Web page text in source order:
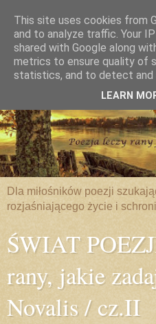
Dla miłośników poezji
rozjaśniającego życie i
ŚWIAT
rany, jakie
Novalis / cz.II
This site uses cookies from
and to analyze traffic. Your
shared with Google along
metrics to ensure quality of
statistics, and to detect and
LEARN